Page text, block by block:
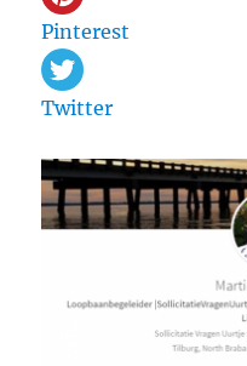
Pinterest
Twitter